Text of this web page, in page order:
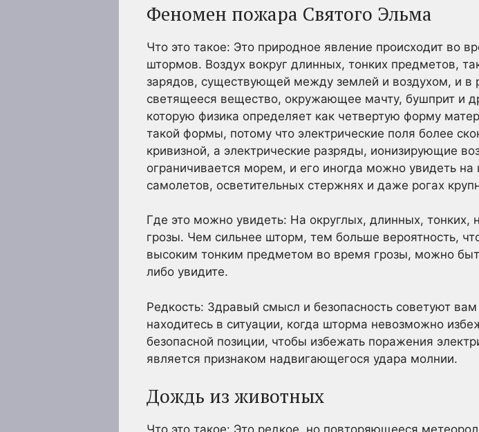
Феномен пожара Святого Эльма
Что это такое: Это природное явление происходит во
штормов. Воздух вокруг длинных, тонких предметов,
зарядов, существующей между землей и воздухом, и в
светящееся вещество, окружающее мачту, бушприт и
которую физика определяет как четвертую форму
такой формы, потому что электрические поля более
кривизной, а электрические разряды, ионизирующие
ограничивается морем, и его иногда можно увидеть
самолетов, осветительных стержнях и даже рогах
Где это можно увидеть: На округлых, длинных,
грозы. Чем сильнее шторм, тем больше вероятность,
высоким тонким предметом во время грозы, можно
либо увидите.
Редкость: Здравый смысл и безопасность советуют
находитесь в ситуации, когда шторма невозможно
безопасной позиции, чтобы избежать поражения
является признаком надвигающегося удара молнии.
Дождь из животных
Что это такое: Это редкое, но повторяющееся